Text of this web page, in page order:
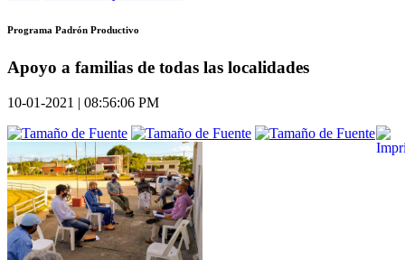
Programa Padrón Productivo
Apoyo a familias de todas las localidades
10-01-2021 | 08:56:06 PM